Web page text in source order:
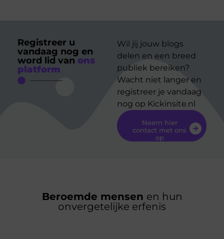
Registreer u
vandaag nog en
word lid van ons
platform
Wil jij jouw blogs
delen en een breed
publiek bereiken?
Wacht niet langer en
registreer je vandaag
nog op Kickinsite.nl
Neem hier
contact met ons
op
Beroemde mensen en hun
onvergetelijke erfenis